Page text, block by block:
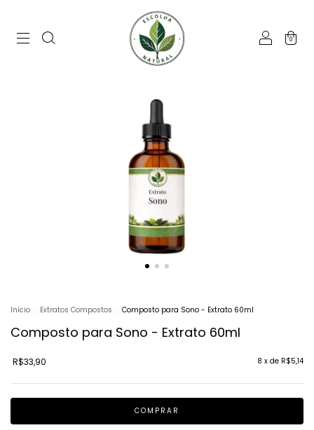
0
Início . Extratos Compostos . Composto para Sono - Extrato 60ml
Composto para Sono - Extrato 60ml
R$33,90 8 x de R$5,14